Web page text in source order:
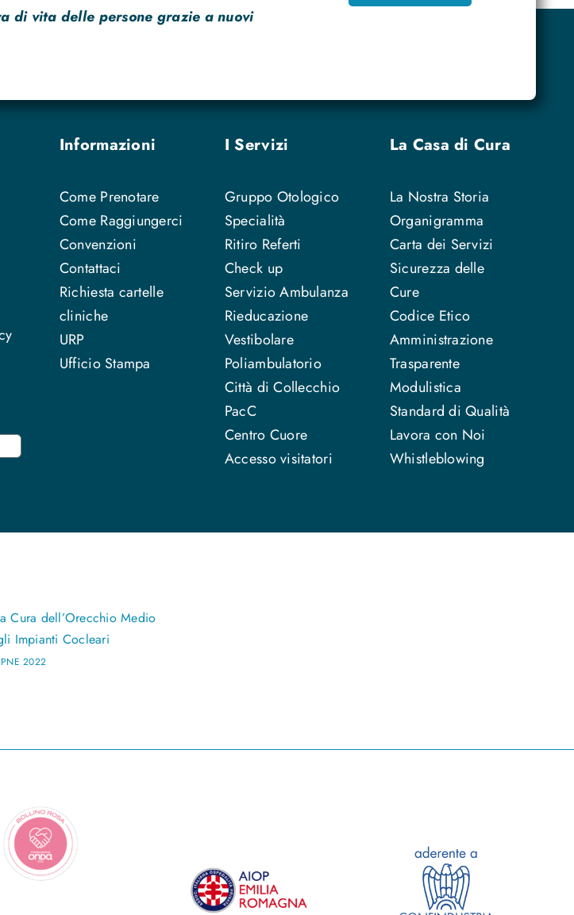
di vita delle persone grazie a nuovi
Informazioni
Come Prenotare
Come Raggiungerci
Convenzioni
Contattaci
Richiesta cartelle
cliniche
URP
Ufficio Stampa
I Servizi
Gruppo Otologico
Specialità
Ritiro Referti
Check up
Servizio Ambulanza
Rieducazione
Vestibolare
Poliambulatorio
Città di Collecchio
PacC
Centro Cuore
Accesso visitatori
La Casa di Cura
La Nostra Storia
Organigramma
Carta dei Servizi
Sicurezza delle
Cure
Codice Etico
Amministrazione
Trasparente
Modulistica
Standard di Qualità
Lavora con Noi
Whistleblowing
Cura dell’Orecchio Medio
Impianti Cocleari
2022